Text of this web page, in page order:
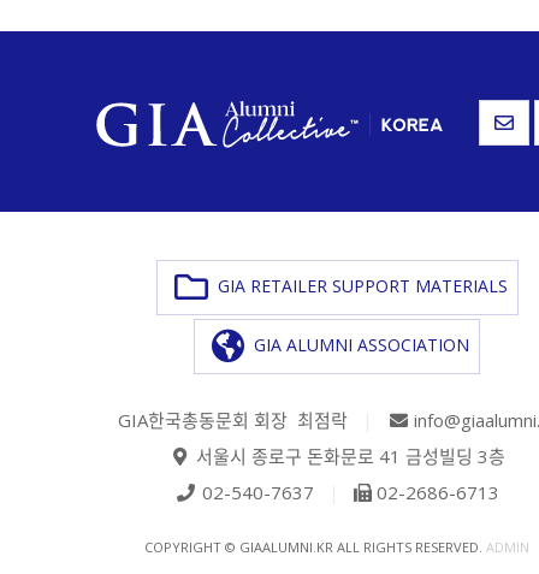
GIA RETAILER SUPPORT MATERIALS
GIA ALUMNI ASSOCIATION
GIA한국총동문회 회장 최점락
서울시 종로구 돈화문로 41 금성빌딩 3층
02-540-7637
02-2686-6713
COPYRIGHT © GIAALUMNI.KR ALL RIGHTS RESERVED. ADMIN